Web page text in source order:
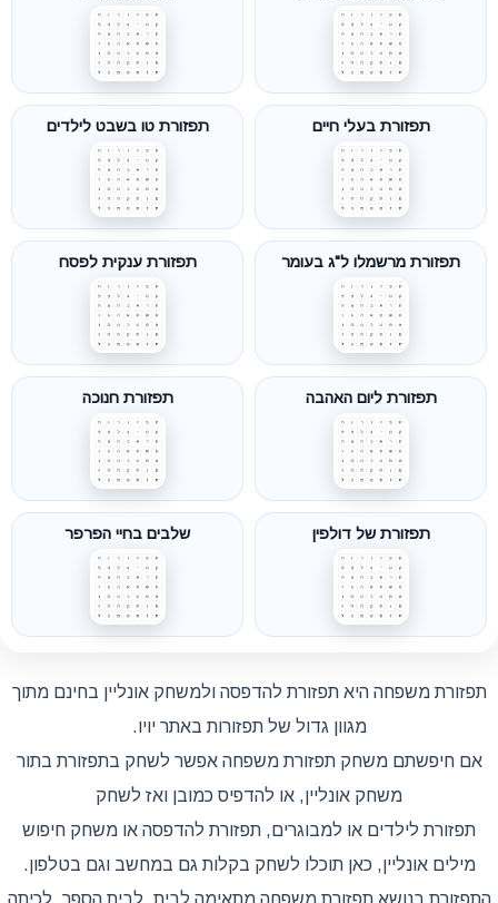
תפזורת בעלי חיים תפזורת טו בשבט לילדים
תפזורת מרשמלו ל"ג בעומר תפזורת ענקית לפסח
תפזורת ליום האהבה תפזורת חנוכה
תפזורת של דולפין שלבים בחיי הפרפר
תפזורת משפחה היא תפזורת להדפסה ולמשחק אונליין בחינם מתוך
מגוון גדול של תפזורות באתר יויו.
אם חיפשתם משחק תפזורת משפחה אפשר לשחק בתפזורת בתור
משחק אונליין, או להדפיס כמובן ואז לשחק
תפזורת לילדים או למבוגרים, תפזורת להדפסה או משחק חיפוש
מילים אונליין, כאן תוכלו לשחק בקלות גם במחשב וגם בטלפון.
התפזורת בנושא תפזורת משפחה מתאימה לבית, לבית הספר, לכיתה